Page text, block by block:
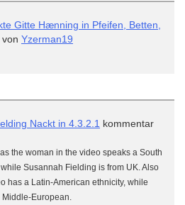
Gitte Hænning in Pfeifen, Betten,
Yzerman19
Nackt in 4.3.2.1 kommentar
the woman in the video speaks a South
Susannah Fielding is from UK. Also
has a Latin-American ethnicity, while
European.